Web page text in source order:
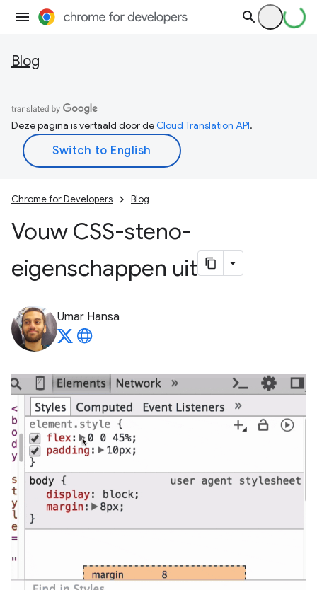
Blog
Deze pagina is vertaald door deCloud Translation API.
Chrome for Developers Blog
Vouw CSS-steno-
eigenschappen uit
Umar Hansa